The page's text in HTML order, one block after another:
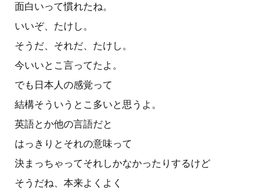
面白いって慣れたね。
いいぞ、たけし。
そうだ、それだ、たけし。
今いいとこ言ってたよ。
でも日本人の感覚って
結構そういうとこ多いと思うよ。
英語とか他の言語だと
はっきりとそれの意味って
決まっちゃってそれしかなかったりするけど
そうだね、本来よくよく